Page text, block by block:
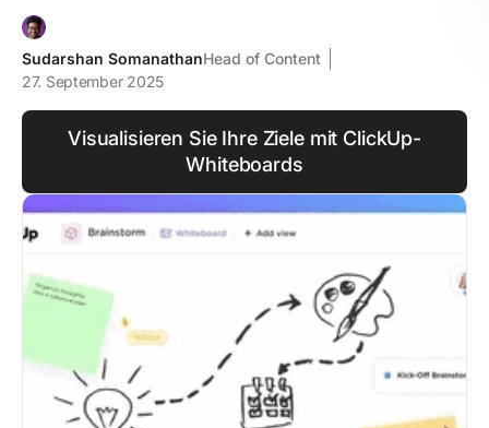
Sudarshan SomanathanHead of Content
27. September 2025
Visualisieren Sie Ihre Ziele mit ClickUp-
Whiteboards